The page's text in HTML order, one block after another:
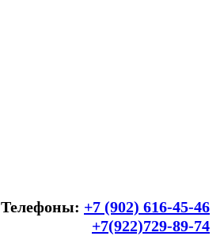
Телефоны: +7 (902) 616-45-46
+7(922)729-89-74